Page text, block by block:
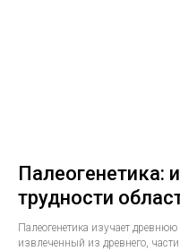
Палеогенетика:
трудности
Палеогенетика изучает
извлеченный из древнего,